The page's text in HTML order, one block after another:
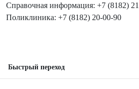
Справочная информация: +7 (8182)
Поликлиника: +7 (8182) 20-00-90
Быстрый переход